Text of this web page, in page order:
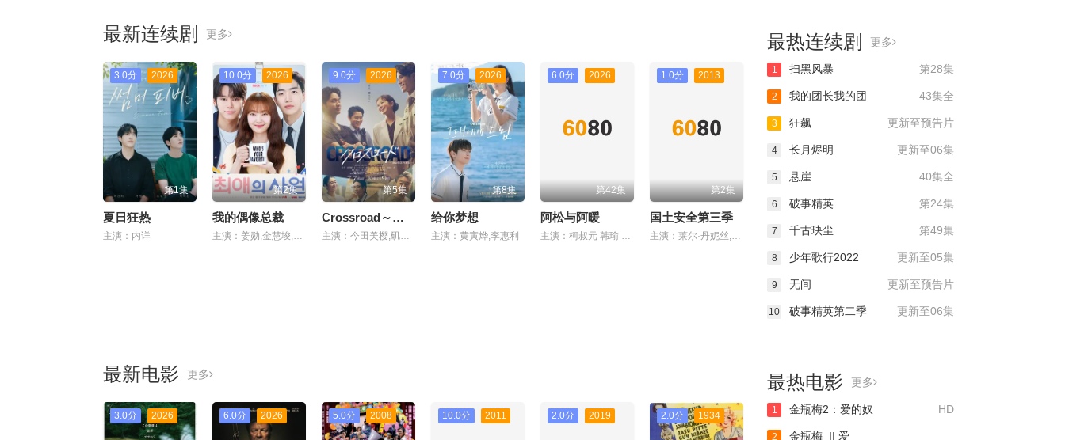
最新连续剧 更多
3.0分 2026
第1集
夏日狂热
主演：内详
10.0分 2026
第2集
我的偶像总裁
主演：姜勋,金慧埈,车禹闵
9.0分 2026
第5集
Crossroad～救命救急的约定
主演：今田美樱,矶村勇斗,宽一郎,泉泽祐希
7.0分 2026
第8集
给你梦想
主演：黄寅烨,李惠利
6.0分 2026
第42集
阿松与阿暖
主演：柯叔元 韩瑜 张睿家 杨子仪
1.0分 2013
第2集
国土安全第三季
主演：莱尔·丹妮丝,戴米恩·路易斯,莫瑞娜·巴卡
最热连续剧 更多
第28集
1 扫黑风暴
43集全
2 我的团长我的团
更新至预告片
3 狂飙
更新至06集
4 长月烬明
40集全
5 悬崖
第24集
6 破事精英
第49集
7 千古玦尘
更新至05集
8 少年歌行2022
更新至预告片
9 无间
更新至06集
10 破事精英第二季
最新电影 更多
3.0分 2026 6.0分 2026 5.0分 2008 10.0分 2011 2.0分 2019 2.0分 1934
最热电影 更多
HD
1 金瓶梅2：爱的奴
2 金瓶梅_II 爱